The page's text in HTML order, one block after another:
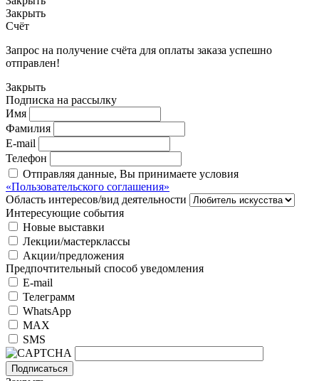
Закрыть
Счёт
Запрос на получение счёта для оплаты заказа успешно
отправлен!
Закрыть
Подписка на рассылку
Имя
Фамилия
E-mail
Телефон
Отправляя данные, Вы принимаете условия
«Пользовательского соглашения»
Область интересов/вид деятельности
Интересующие события
Новые выставки
Лекции/мастерклассы
Акции/предложения
Предпочтительный способ уведомления
E-mail
Телеграмм
WhatsApp
MAX
SMS
Подписаться